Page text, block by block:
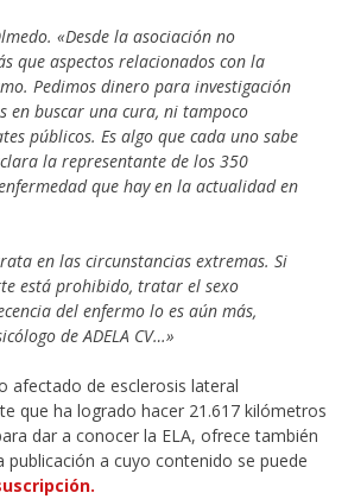
«Desde la asociación no
que aspectos relacionados con la
Pedimos dinero para investigación
en buscar una cura, ni tampoco
públicos. Es algo que cada uno sabe
la representante de los 350
que hay en la actualidad en
en las circunstancias extremas. Si
está prohibido, tratar el sexo
del enfermo lo es aún más,
de ADELA CV…»
afectado de esclerosis lateral
que ha logrado hacer 21.617 kilómetros
dar a conocer la ELA, ofrece también
a cuyo contenido se puede